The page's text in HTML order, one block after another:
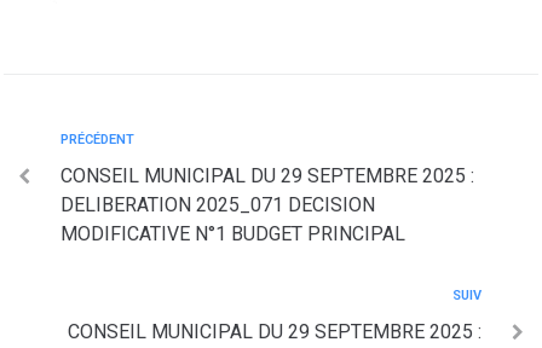
PRÉCÉDENT
CONSEIL MUNICIPAL DU 29 SEPTEMBRE 2025 :
DELIBERATION 2025_071 DECISION
MODIFICATIVE N°1 BUDGET PRINCIPAL
SUIV
CONSEIL MUNICIPAL DU 29 SEPTEMBRE 2025 :